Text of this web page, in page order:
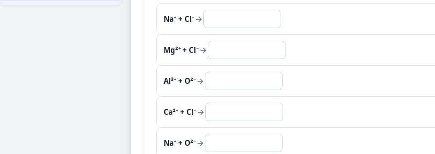
Na⁺ + Cl⁻ →
Mg²⁺ + Cl⁻ →
Al³⁺ + O²⁻ →
Ca²⁺ + Cl⁻ →
Na⁺ + O²⁻ →